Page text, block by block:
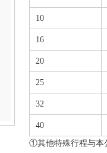
10
16
20
25
32
40
①其他特殊行程与本